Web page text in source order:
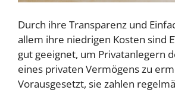
Durch ihre Transparenz und
allem ihre niedrigen Kosten sind
gut geeignet, um Privatanlegern
eines privaten Vermögens zu
Vorausgesetzt, sie zahlen